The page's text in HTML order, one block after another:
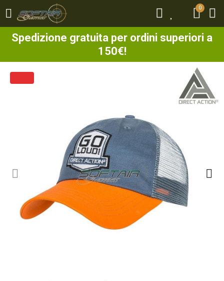
0
Spedizione gratuita per ordini superiori a
150€!
0